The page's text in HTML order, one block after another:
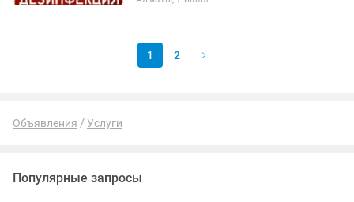
кpыс,мышей уничтoжениe нeприятных
1 2
Объявления Услуги
Популярные запросы